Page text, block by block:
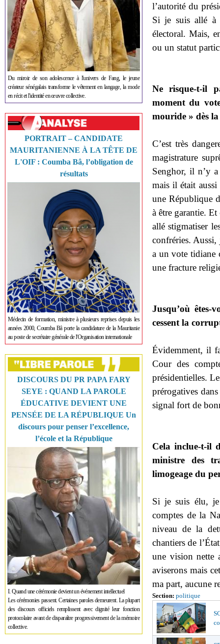
Du miroir de son adolescence à l'univers de Fang, le jeune
créateur sénégalais transforme le vêtement en langage, la mode
en récit et l'identité en œuvre collective.
PORTRAIT – CANDIDATE
MAURITANIENNE À LA TÊTE DE
L'OIF : Coumba Bâ, l’obligation de
résultats
Médecin de formation, ministre à plusieurs reprises depuis les
années 2000, Coumba Bâ porte la candidature de la Mauritanie
au poste de secrétaire générale de l'Organisation internationale
DISCOURS DU PR PAPA FARY
SEYE : QUAND LA PAROLE
ÉDUCATIVE DEVIENT UNE
PENSÉE DE LA RÉPUBLIQUE Un
discours pour penser l’excellence,
l’école et la République
I. Quand une cérémonie devient un événement intellectuel
Les cérémonies passent. Certaines paroles demeurent. La plupart
des discours officiels remplissent avec dignité leur fonction
protocolaire avant de disparaître progressivement de la mémoire
collective.
l’autorité du
Si je suis allé à
électoral. Mais,
ou un statut
Ne risque-t-il
moment du
mouride » dès
C’est très
magistrature
Senghor, il n’y
mais il était
une République
à être garantie.
allé stigmatiser
confréries. Aussi,
a un vote tidiane
une fracture
Jusqu’où
cessent la
Évidemment, il
Cour des
présidentielles.
prérogatives
signal fort de
Cela inclue-t-il
ministre des
limogeage du
Si je suis élu,
comptes de la
niveau de la
chantiers de
une vision nette
aviserons mais
ma part, aucune
Section: politique